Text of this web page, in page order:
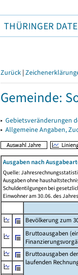
THÜRINGER
Zurück |
Gemeinde:
▸ Gebietsveränderungen
▸ Allgemeine Angaben,
Ausgaben nach
Quelle:
Ausgaben ohne
Schuldentilgungen bei
Einwohner am 30.06. des Jahres
Bevölkerung zum
Bruttoausgaben
Bruttoausgaben der
laufenden